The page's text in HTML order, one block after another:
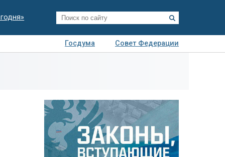
Госдума
Совет Федерации